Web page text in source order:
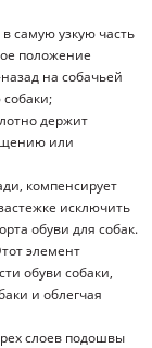
самую узкую часть
положение
на собачьей
держит
или
компенсирует
исключить
обуви для собак.
элемент
обуви собаки,
и облегчая
слоев подошвы